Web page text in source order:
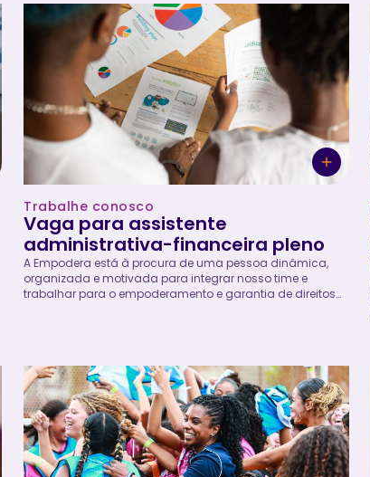
financeira da organização, assegurando a
sustentabilidade institucional, a eficiência operacional, a
governança e a conformidade dos processos. Será
responsável por liderar a equipe da área, coordenar o
planejamento financeiro e orçamentário, supervisionar a
execução financeira dos projetos, acompanhar a
prestação de contas e fortalecer os controles internos e
processos administrativos. Também atuará na
promoção...
Trabalhe conosco
Vaga para assistente
administrativa-financeira pleno
A Empodera está à procura de uma pessoa dinâmica,
organizada e motivada para integrar nosso time e
trabalhar para o empoderamento e garantia de direitos
física) da organização. Vaga exclusiva para mulheres,
cis e trans. A Empodera incentiva fortemente a
candidatura de mulheres negras, indígenas, vivendo
com HIV/AIDS, LBTI+ e com deficiência. Quem somos A
Empodera –Transformação Social pelo Esporte é uma
organização sem fins lucrativos, com sede no Rio de
Janeiro e atuação...